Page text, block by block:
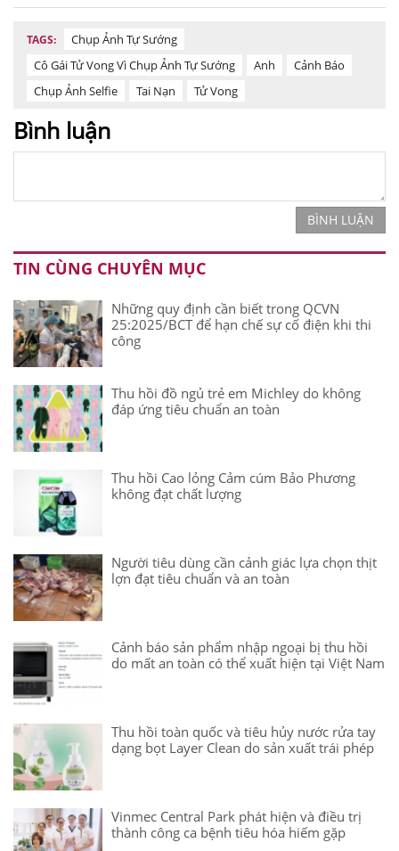
TAGS:
Chụp Ảnh Tự Sướng
Cô Gái Tử Vong Vì Chụp Ảnh Tự Sướng
Anh
Cảnh Báo
Chụp Ảnh Selfie
Tai Nạn Tử Vong
Bình luận
BÌNH LUẬN
TIN CÙNG CHUYÊN MỤC
Những quy định cần biết trong QCVN
25:2025/BCT để hạn chế sự cố điện khi thi
công
Thu hồi đồ ngủ trẻ em Michley do không
đáp ứng tiêu chuẩn an toàn
Thu hồi Cao lỏng Cảm cúm Bảo Phương
không đạt chất lượng
Người tiêu dùng cần cảnh giác lựa chọn thịt
lợn đạt tiêu chuẩn và an toàn
Cảnh báo sản phẩm nhập ngoại bị thu hồi
do mất an toàn có thể xuất hiện tại Việt Nam
Thu hồi toàn quốc và tiêu hủy nước rửa tay
dạng bọt Layer Clean do sản xuất trái phép
Vinmec Central Park phát hiện và điều trị
thành công ca bệnh tiêu hóa hiếm gặp